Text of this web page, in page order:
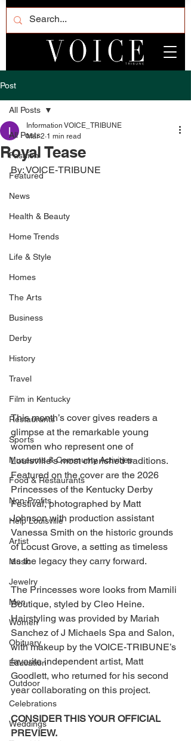
Post
All Posts
Fashion
Featured
News
Health & Beauty
Home Trends
Life & Style
Homes
The Arts
Business
Derby
History
Travel
Film in Kentucky
Restaurants
Sports
Museums & Communty Activities
Food & Restaurants
Non-Profits
Help Louisville
Artist
Music
Jewelry
Men
Women
Obituary
Education
Outdoor
Celebrations
Weddings
All Posts
Royal Tease
Information VOICE_TRIBUNE
Mar 2 1 min read
By: VOICE-TRIBUNE
This month’s cover gives readers a
glimpse at the remarkable young
women who represent one of
Louisville’s most cherished traditions.
Featured on the cover are the 2026
Princesses of the Kentucky Derby
Festival, photographed by Matt
Johnson with production assistant
Vanessa Smith on the historic grounds
of Locust Grove, a setting as timeless
as the legacy they carry forward.
The Princesses wore looks from Mamili
Boutique, styled by Cleo Heine.
Hairstyling was provided by Mariah
Sanchez of J Michaels Spa and Salon,
with makeup by the VOICE-TRIBUNE’s
favorite independent artist, Matt
Goodlett, who returned for his second
year collaborating on this project.
CONSIDER THIS YOUR OFFICIAL
PREVIEW.